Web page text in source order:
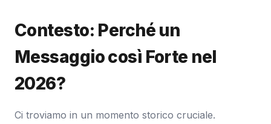
Contesto: Perché un
Messaggio così Forte nel
2026?
Ci troviamo in un momento storico cruciale.